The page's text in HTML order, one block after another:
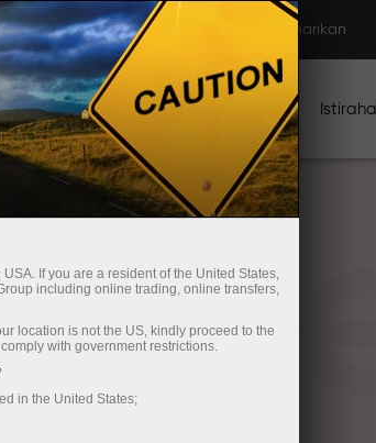
Platform Trading Deposit/Penarikan
Untuk Mitra Promo
If you are a resident of the United States,
including online trading, online transfers,
location is not the US, kindly proceed to the
with government restrictions.
in the United States;